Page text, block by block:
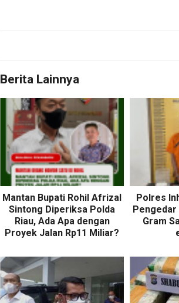
Berita Lainnya
Mantan Bupati Rohil Afrizal
Sintong Diperiksa Polda
Riau, Ada Apa dengan
Proyek Jalan Rp11 Miliar?
Polres
Pengedar
Gram